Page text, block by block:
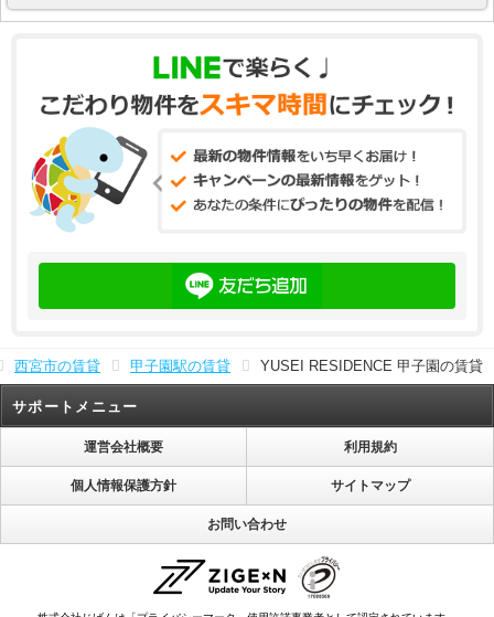
西宮市の賃貸 甲子園駅の賃貸 YUSEI RESIDENCE 甲子園の賃貸
サポートメニュー
運営会社概要 利用規約
個人情報保護方針 サイトマップ
お問い合わせ